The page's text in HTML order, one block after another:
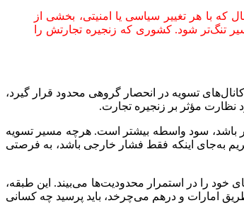
با هر تغییر سیاسی یا امنیتی، بخشی از
تنگ‌تر شود. کشوری که زنجیره تجارتش را
تسویه در انحصار گروهی محدود قرار گیرد،
نظارت مؤثر بر زنجیره تجارت.
باشد، سود واسطه بیشتر است. هرچه مسیر تسویه
به‌جای اینکه فقط فشار خارجی باشد، به فرصتی
را در استمرار محدودیت‌ها می‌بیند. این طبقه،
امارات و درهم می‌چرخد، باید پرسید چه کسانی